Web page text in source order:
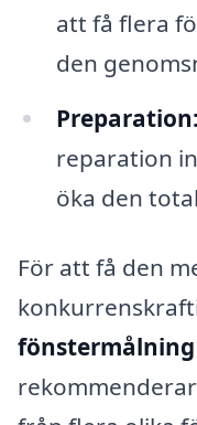
att få flera
den
Preparation:
reparation
öka den
För att få den
fönstermålning